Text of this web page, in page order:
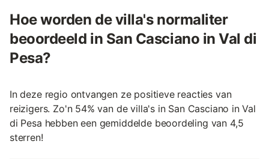
Hoe worden de villa's normaliter
beoordeeld in San Casciano in Val di
Pesa?
In deze regio ontvangen ze positieve reacties van
reizigers. Zo'n 54% van de villa's in San Casciano in Val
di Pesa hebben een gemiddelde beoordeling van 4,5
sterren!